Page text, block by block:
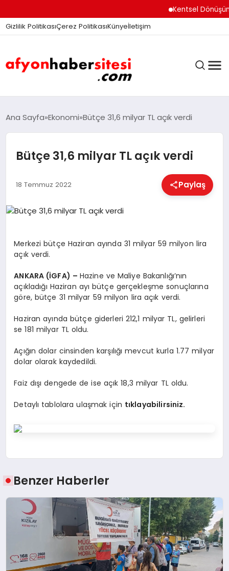
Kentsel Dönüşüm
Gizlilik PolitikasıÇerez PolitikasıKünyeİletişim
ANASAYFA
GÜNDEM
HABERLER
SAĞLIK
TEKNOLOJI
Ana Sayfa Ekonomi Bütçe 31,6 milyar TL açık verdi
Bütçe 31,6 milyar TL açık verdi
18 Temmuz 2022 Paylaş
Merkezi bütçe Haziran ayında 31 milyar 59 milyon lira
açık verdi.
ANKARA (İGFA) – Hazine ve Maliye Bakanlığı’nın
açıkladığı Haziran ayı bütçe gerçekleşme sonuçlarına
göre, bütçe 31 milyar 59 milyon lira açık verdi.
Haziran ayında bütçe giderleri 212,1 milyar TL, gelirleri
se 181 milyar TL oldu.
Açığın dolar cinsinden karşılığı mevcut kurla 1.77 milyar
dolar olarak kaydedildi.
Faiz dışı dengede de ise açık 18,3 milyar TL oldu.
Detaylı tablolara ulaşmak için tıklayabilirsiniz.
Benzer Haberler